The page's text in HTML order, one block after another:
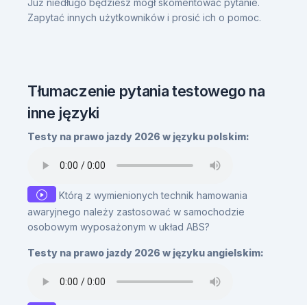
Już niedługo będziesz mógł skomentować pytanie.
Zapytać innych użytkowników i prosić ich o pomoc.
Tłumaczenie pytania testowego na
inne języki
Testy na prawo jazdy 2026 w języku polskim:
Którą z wymienionych technik hamowania
awaryjnego należy zastosować w samochodzie
osobowym wyposażonym w układ ABS?
Testy na prawo jazdy 2026 w języku angielskim: